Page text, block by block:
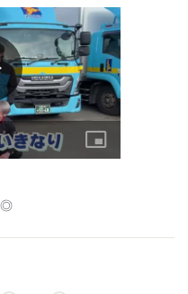
す（4t車）
Picture-
in-
◎